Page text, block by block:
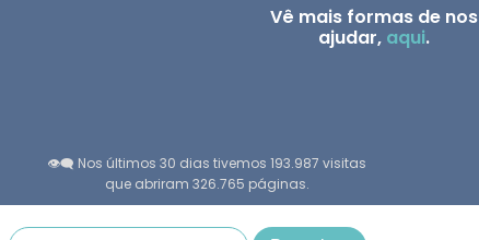
Vê mais formas de nos
ajudar, aqui.
👁️‍🗨️ Nos últimos 30 dias tivemos 193.987 visitas
que abriram 326.765 páginas.